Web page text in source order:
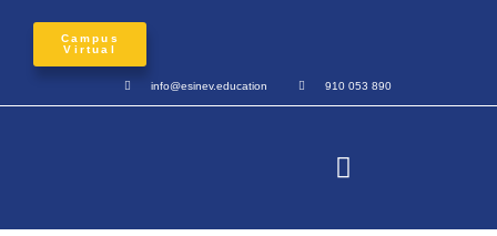
Campus
Virtual
info@esinev.education 910 053 890